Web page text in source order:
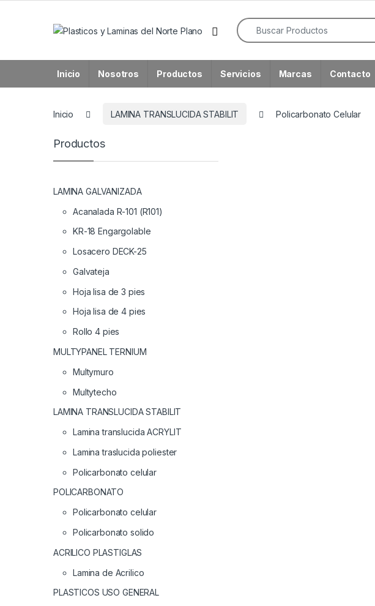
Open
Search for:
Inicio Nosotros Productos Servicios Marcas Contacto
Inicio LAMINA TRANSLUCIDA STABILIT Policarbonato Celular
Productos
LAMINA GALVANIZADA
Acanalada R-101 (R101)
KR-18 Engargolable
Losacero DECK-25
Galvateja
Hoja lisa de 3 pies
Hoja lisa de 4 pies
Rollo 4 pies
MULTYPANEL TERNIUM
Multymuro
Multytecho
LAMINA TRANSLUCIDA STABILIT
Lamina translucida ACRYLIT
Lamina traslucida poliester
Policarbonato celular
POLICARBONATO
Policarbonato celular
Policarbonato solido
ACRILICO PLASTIGLAS
Lamina de Acrilico
PLASTICOS USO GENERAL